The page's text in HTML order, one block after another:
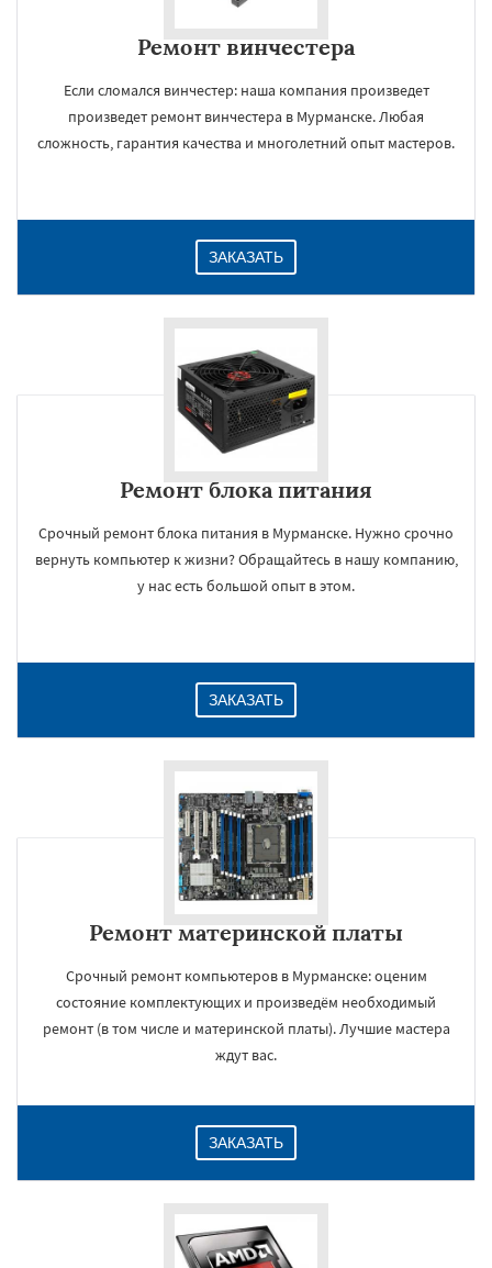
Ремонт винчестера
Если сломался винчестер: наша компания произведет
произведет ремонт винчестера в Мурманске. Любая
сложность, гарантия качества и многолетний опыт мастеров.
ЗАКАЗАТЬ
Ремонт блока питания
Срочный ремонт блока питания в Мурманске. Нужно срочно
вернуть компьютер к жизни? Обращайтесь в нашу компанию,
у нас есть большой опыт в этом.
ЗАКАЗАТЬ
Ремонт материнской платы
Срочный ремонт компьютеров в Мурманске: оценим
состояние комплектующих и произведём необходимый
ремонт (в том числе и материнской платы). Лучшие мастера
ждут вас.
ЗАКАЗАТЬ